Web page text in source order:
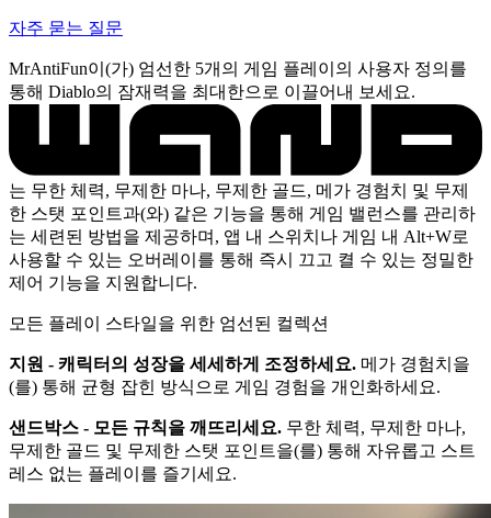
자주 묻는 질문
MrAntiFun이(가) 엄선한 5개의 게임 플레이의 사용자 정의를
통해 Diablo의 잠재력을 최대한으로 이끌어내 보세요.
는 무한 체력, 무제한 마나, 무제한 골드, 메가 경험치 및 무제
한 스탯 포인트과(와) 같은 기능을 통해 게임 밸런스를 관리하
는 세련된 방법을 제공하며, 앱 내 스위치나 게임 내 Alt+W로
사용할 수 있는 오버레이를 통해 즉시 끄고 켤 수 있는 정밀한
제어 기능을 지원합니다.
모든 플레이 스타일을 위한 엄선된 컬렉션
지원 - 캐릭터의 성장을 세세하게 조정하세요. 메가 경험치을
(를) 통해 균형 잡힌 방식으로 게임 경험을 개인화하세요.
샌드박스 - 모든 규칙을 깨뜨리세요. 무한 체력, 무제한 마나,
무제한 골드 및 무제한 스탯 포인트을(를) 통해 자유롭고 스트
레스 없는 플레이를 즐기세요.